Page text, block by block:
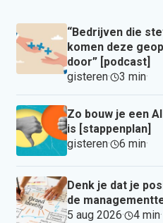
“Bedrijven die
komen deze
door” [podcast]
gisteren· 3 min·
Zo bouw je een
is [stappenplan]
gisteren· 6 min·
Denk je dat je
de
5 aug 2026· 4 min·